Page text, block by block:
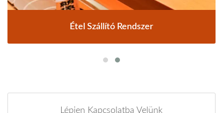
Étel Szállító Rendszer
Lépjen Kapcsolatba Velünk